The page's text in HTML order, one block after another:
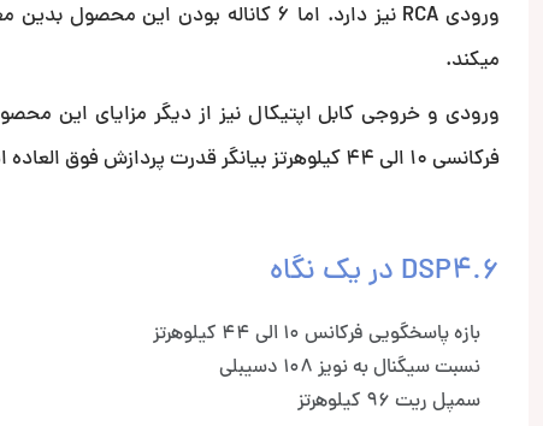
میکند.
فرکانسی 10 الی 44 کیلوهرتز بیانگر قدرت پردازش فوق العاده این محصول است.
DSP4.6 در یک نگاه
بازه پاسخگویی فرکانس 10 الی 44 کیلوهرتز
نسبت سیگنال به نویز 108 دسیبلی
سمپل ریت 96 کیلوهرتز